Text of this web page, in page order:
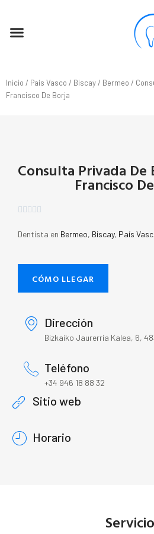
Inicio / País Vasco / Biscay/ Bermeo /
Francisco De Borja
Consulta Privada De
Francisco
    
Dentista en Bermeo, Biscay, País
CÓMO LLEGAR
Dirección
Bizkaiko Jaurerria Kalea, 6,
Teléfono
+34 946 18 88 32
Sitio web
Horario